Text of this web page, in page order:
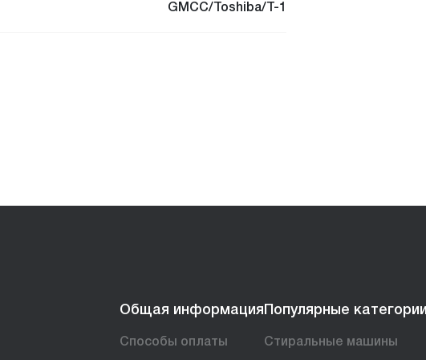
GMCC/Toshiba/T-1
Общая информация
Способы оплаты
Популярные категории
Стиральные машины